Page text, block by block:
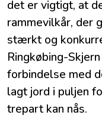
det er vigtigt, at
rammevilkår, der
stærkt og
Ringkøbing-
forbindelse med
lagt jord i puljen
trepart kan nås.